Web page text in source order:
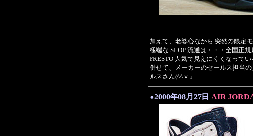
加えて、老婆心ながら 突然の限定
極端な SHOP 流通は・・・全国正
PRESTO 人気で見えにくくなって
併せて、メーカーのセールス担当
ルスさん(^^ｖ」
●2000年08月27日 AIR